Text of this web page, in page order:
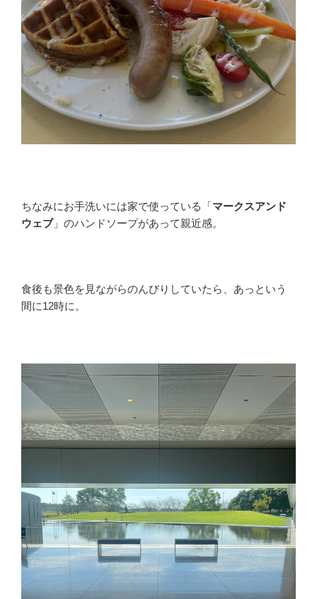
ちなみにお手洗いには家で使っている「マークスアンド
ウェブ」のハンドソープがあって親近感。
食後も景色を見ながらのんびりしていたら、あっという
間に12時に。